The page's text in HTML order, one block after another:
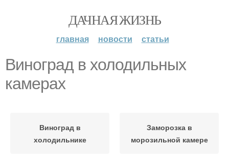
ДАЧНАЯ ЖИЗНЬ
главная новости статьи
Виноград в холодильных
камерах
Виноград в
холодильнике
Заморозка в
морозильной камере